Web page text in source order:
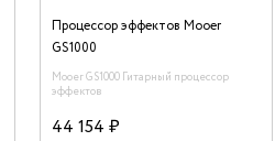
Процессор эффектов Mooer
GS1000
Mooer GS1000 Гитарный процессор
эффектов
44 154 ₽